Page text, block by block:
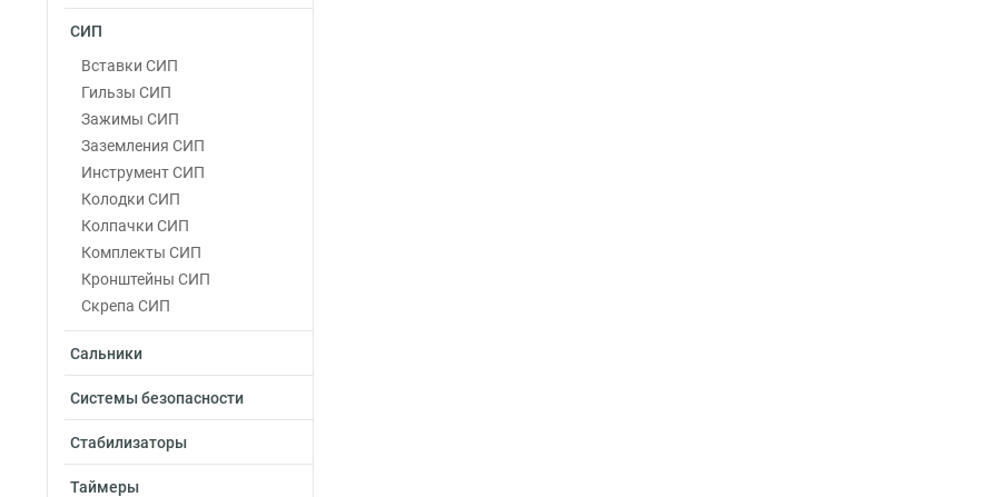
СИП
Вставки СИП
Гильзы СИП
Зажимы СИП
Заземления СИП
Инструмент СИП
Колодки СИП
Колпачки СИП
Комплекты СИП
Кронштейны СИП
Скрепа СИП
Сальники
Системы безопасности
Стабилизаторы
Таймеры